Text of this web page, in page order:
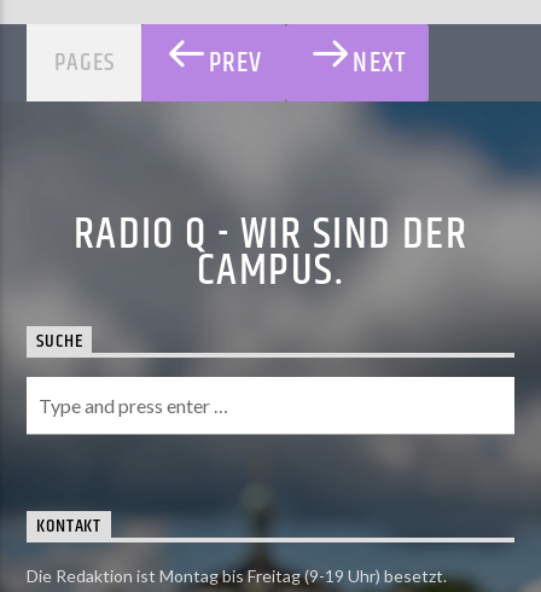
PAGES PREV NEXT
RADIO Q - WIR SIND DER
CAMPUS.
SUCHE
KONTAKT
Die Redaktion ist Montag bis Freitag (9-19 Uhr) besetzt.